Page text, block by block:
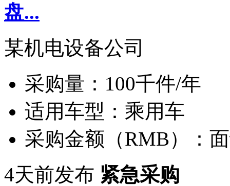
盘...
某机电设备公司
采购量： 100千件/年
适用车型： 乘用车
采购金额（RMB）：
4天前发布 紧急采购